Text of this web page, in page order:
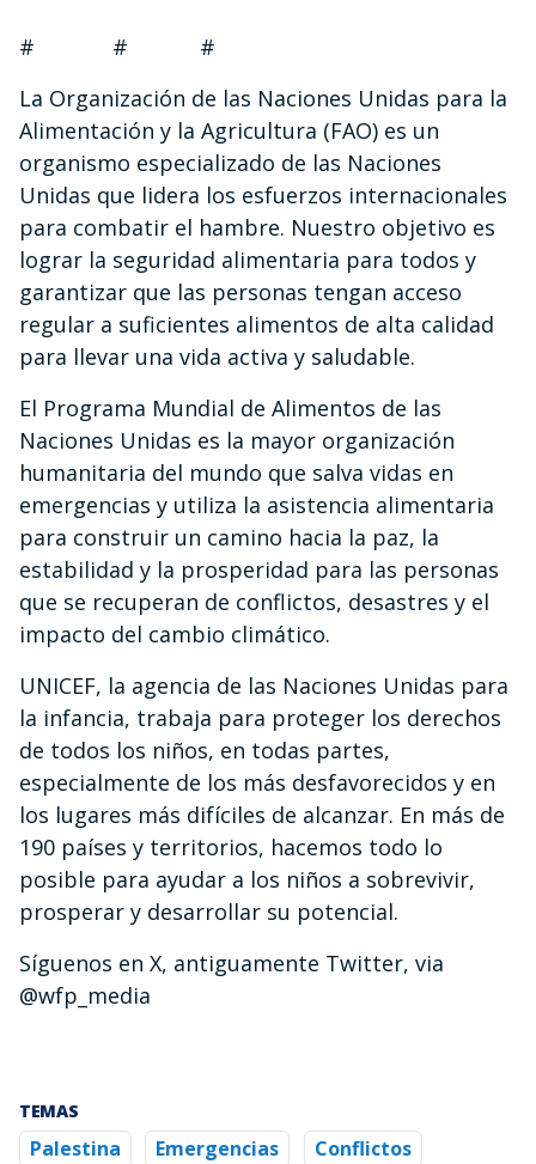
# # #
La Organización de las Naciones Unidas para la
Alimentación y la Agricultura (FAO) es un
organismo especializado de las Naciones
Unidas que lidera los esfuerzos internacionales
para combatir el hambre. Nuestro objetivo es
lograr la seguridad alimentaria para todos y
garantizar que las personas tengan acceso
regular a suficientes alimentos de alta calidad
para llevar una vida activa y saludable.
El Programa Mundial de Alimentos de las
Naciones Unidas es la mayor organización
humanitaria del mundo que salva vidas en
emergencias y utiliza la asistencia alimentaria
para construir un camino hacia la paz, la
estabilidad y la prosperidad para las personas
que se recuperan de conflictos, desastres y el
impacto del cambio climático.
UNICEF, la agencia de las Naciones Unidas para
la infancia, trabaja para proteger los derechos
de todos los niños, en todas partes,
especialmente de los más desfavorecidos y en
los lugares más difíciles de alcanzar. En más de
190 países y territorios, hacemos todo lo
posible para ayudar a los niños a sobrevivir,
prosperar y desarrollar su potencial.
Síguenos en X, antiguamente Twitter, via
@wfp_media
TEMAS
Palestina Emergencias
Conflictos